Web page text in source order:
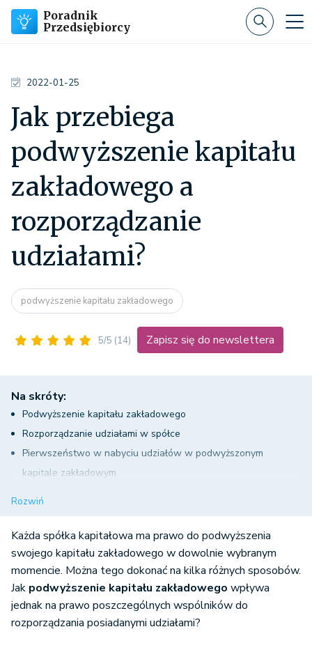
Poradnik
Przedsiębiorcy
2022-01-25
Jak przebiega
podwyższenie kapitału
zakładowego a
rozporządzanie
udziałami?
podwyższenie kapitału zakładowego
5/5 (14) Zapisz się do newslettera
Na skróty:
Podwyższenie kapitału zakładowego
Rozporządzanie udziałami w spółce
Pierwszeństwo w nabyciu udziałów w podwyższonym
kapitale zakładowym
Rozwiń
Każda spółka kapitałowa ma prawo do podwyższenia
swojego kapitału zakładowego w dowolnie wybranym
momencie. Można tego dokonać na kilka różnych sposobów.
Jak podwyższenie kapitału zakładowego wpływa
jednak na prawo poszczególnych wspólników do
rozporządzania posiadanymi udziałami?